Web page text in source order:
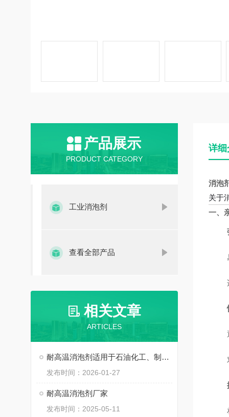
产品展示
PRODUCT CATEGORY
工业消泡剂
查看全部产品
相关文章
ARTICLES
耐高温消泡剂适用于石油化工、制药等严苛工艺条件中
发布时间：2026-01-27
耐高温消泡剂厂家
发布时间：2025-05-11
详细
消泡
关于
一、